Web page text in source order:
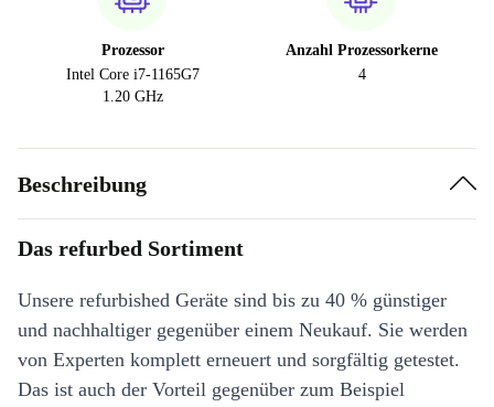
Prozessor
Intel Core i7-1165G7
1.20 GHz
Anzahl Prozessorkerne
4
Beschreibung
Das refurbed Sortiment
Unsere refurbished Geräte sind bis zu 40 % günstiger
und nachhaltiger gegenüber einem Neukauf. Sie werden
von Experten komplett erneuert und sorgfältig getestet.
Das ist auch der Vorteil gegenüber zum Beispiel